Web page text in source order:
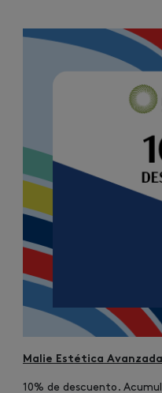
Image
Malie Estética Avanzada
10% de descuento.